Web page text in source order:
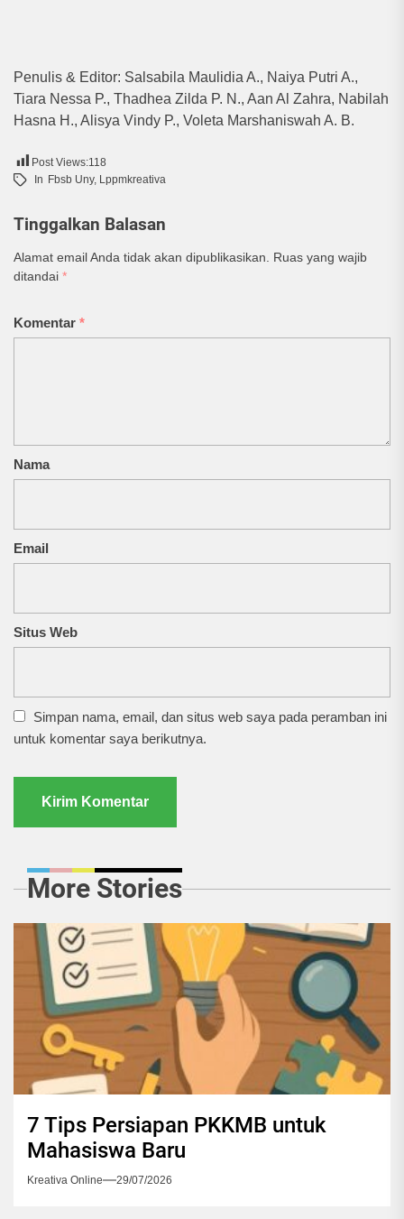
Penulis & Editor: Salsabila Maulidia A., Naiya Putri A.,
Tiara Nessa P., Thadhea Zilda P. N., Aan Al Zahra, Nabilah
Hasna H., Alisya Vindy P., Voleta Marshaniswah A. B.
Post Views:118
In Fbsb Uny, Lppmkreativa
Tinggalkan Balasan
Alamat email Anda tidak akan dipublikasikan.
Ruas yang wajib
ditandai *
Komentar *
Nama
Email
Situs Web
Simpan nama, email, dan situs web saya pada peramban ini
untuk komentar saya berikutnya.
More Stories
7 Tips Persiapan PKKMB untuk
Mahasiswa Baru
Kreativa Online 29/07/2026